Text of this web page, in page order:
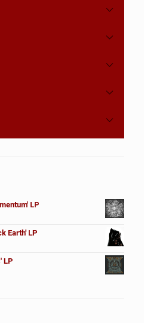
LP
Earth' LP
LP